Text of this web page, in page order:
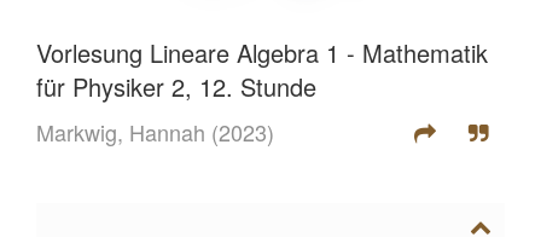
Vorlesung Lineare Algebra 1 - Mathematik
für Physiker 2, 12. Stunde
Markwig, Hannah (2023)